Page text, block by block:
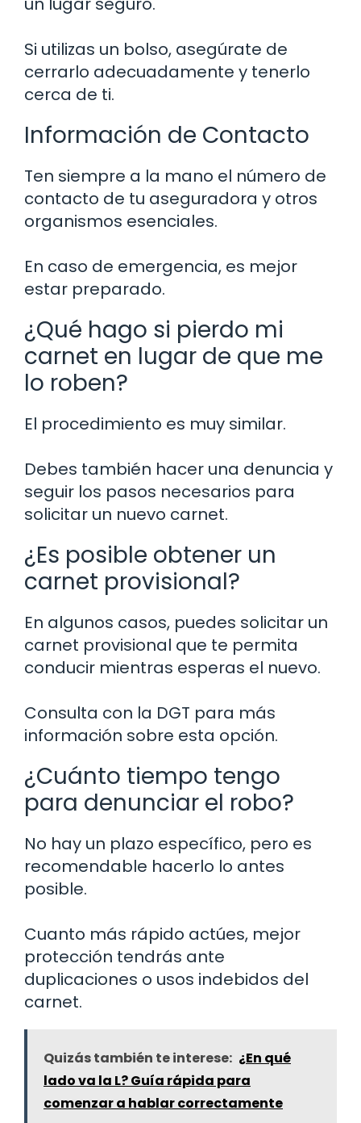
Si utilizas un bolso, asegúrate de
cerrarlo adecuadamente y tenerlo
cerca de ti.
Información de Contacto
Ten siempre a la mano el número de
contacto de tu aseguradora y otros
organismos esenciales.
En caso de emergencia, es mejor
estar preparado.
¿Qué hago si pierdo mi
carnet en lugar de que me
lo roben?
El procedimiento es muy similar.
Debes también hacer una denuncia y
seguir los pasos necesarios para
solicitar un nuevo carnet.
¿Es posible obtener un
carnet provisional?
En algunos casos, puedes solicitar un
carnet provisional que te permita
conducir mientras esperas el nuevo.
Consulta con la DGT para más
información sobre esta opción.
¿Cuánto tiempo tengo
para denunciar el robo?
No hay un plazo específico, pero es
recomendable hacerlo lo antes
posible.
Cuanto más rápido actúes, mejor
protección tendrás ante
duplicaciones o usos indebidos del
carnet.
Quizás también te interese: ¿En qué
lado va la L? Guía rápida para
comenzar a hablar correctamente